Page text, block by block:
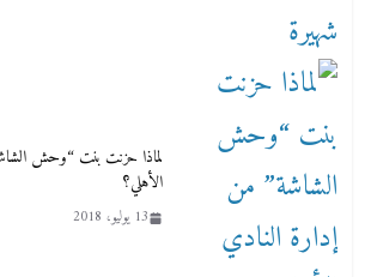
لماذا حزنت بنت “وحش
الأهلي؟
13 يوليو، 2018